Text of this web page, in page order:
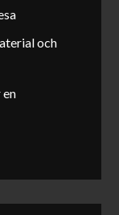
och